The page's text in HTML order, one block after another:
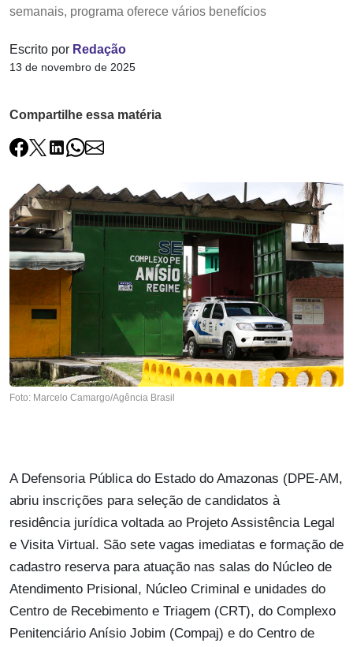
semanais, programa oferece vários benefícios
Escrito por Redação
13 de novembro de 2025
Compartilhe essa matéria
Foto: Marcelo Camargo/Agência Brasil
A Defensoria Pública do Estado do Amazonas (DPE-AM,
abriu inscrições para seleção de candidatos à
residência jurídica voltada ao Projeto Assistência Legal
e Visita Virtual. São sete vagas imediatas e formação de
cadastro reserva para atuação nas salas do Núcleo de
Atendimento Prisional, Núcleo Criminal e unidades do
Centro de Recebimento e Triagem (CRT), do Complexo
Penitenciário Anísio Jobim (Compaj) e do Centro de